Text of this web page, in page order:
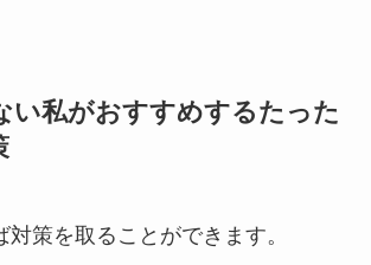
い私がおすすめするたった
対策を取ることができます。